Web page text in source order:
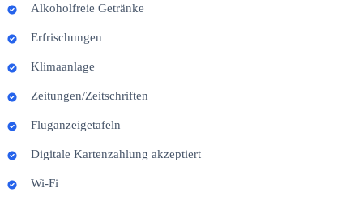
Alkoholfreie Getränke
Erfrischungen
Klimaanlage
Zeitungen/Zeitschriften
Fluganzeigetafeln
Digitale Kartenzahlung akzeptiert
Wi-Fi